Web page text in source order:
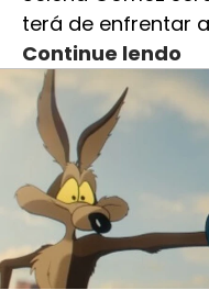
terá de enfrentar
Continue lendo